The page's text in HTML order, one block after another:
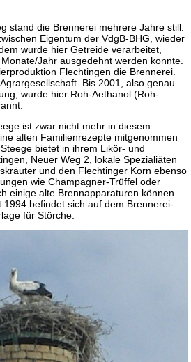
stand die Brennerei mehrere Jahre still.
Eigentum der VdgB-BHG, wieder
wurde hier Getreide verarbeitet,
Jahr ausgedehnt werden konnte.
Flechtingen die Brennerei.
Bis 2001, also genau
wurde hier Roh-Aethanol (Roh-
ist zwar nicht mehr in diesem
alten Familienrezepte mitgenommen
bietet in ihrem Likör- und
Neuer Weg 2, lokale Spezialiäten
und den Flechtinger Korn ebenso
wie Champagner-Trüffel oder
einige alte Brennapparaturen können
befindet sich auf dem Brennerei-
für Störche.